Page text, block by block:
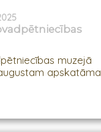
muzejā
apskatāma